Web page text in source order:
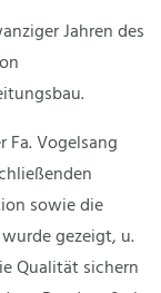
Jahren des
Fa. Vogelsang
sowie die
gezeigt, u.
Qualität sichern